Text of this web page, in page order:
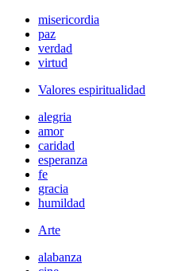
misericordia
paz
verdad
virtud
Valores espiritualidad
alegria
amor
caridad
esperanza
fe
gracia
humildad
Arte
alabanza